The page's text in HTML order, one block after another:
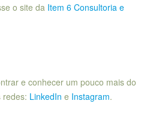
o site da Item 6 Consultoria e
e conhecer um pouco mais do
redes: LinkedIn e Instagram.